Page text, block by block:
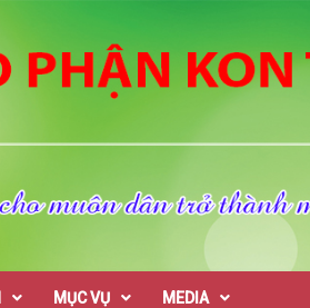
MỤC VỤ MEDIA